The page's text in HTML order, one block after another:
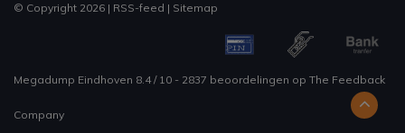
© Copyright 2026 | RSS-feed | Sitemap
Megadump Eindhoven 8.4/ 10 - 2837 beoordelingen op The Feedback
Company